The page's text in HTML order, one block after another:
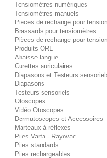
Tensiomètres numériques
Tensiomètres manuels
Pièces de rechange pour
Brassards pour tensiomètres
Pièces de rechange pour
Produits ORL
Abaisse-langue
Curettes auriculaires
Diapasons et Testeurs
Diapasons
Testeurs sensoriels
Otoscopes
Vidéo Otoscopes
Dermatoscopes et Accessoires
Marteaux à réflexes
Piles Varta - Rayovac
Piles standards
Piles rechargeables